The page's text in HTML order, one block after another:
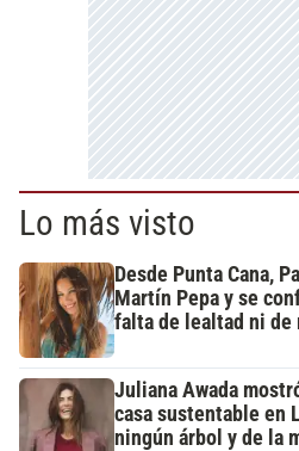
Lo más visto
Desde Punta Cana,
Martín Pepa y se
falta de lealtad ni de
Juliana Awada
casa sustentable en
ningún árbol y de la